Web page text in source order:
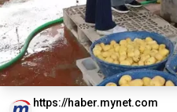
https://haber.mynet.com